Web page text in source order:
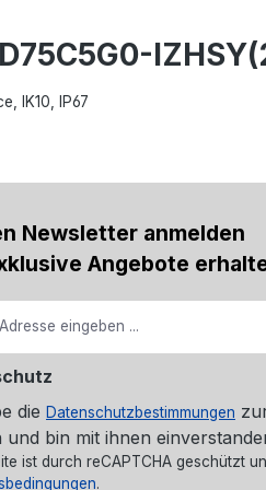
IK10, IP67
Newsletter anmelden
Angebote
die Datenschutzbestimmungen
und bin mit ihnen
ist durch reCAPTCHA geschützt
.